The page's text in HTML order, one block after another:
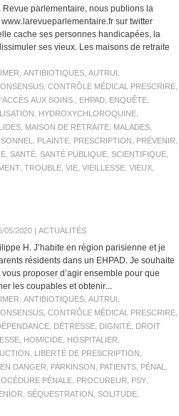
parlementaire, nous publions la
sur twitter
cache ses personnes handicapées, la
ses vieux. Les maisons de retraite
, ANTIBIOTIQUES, AUTRUI,
, CONTRÔLE MÉDICAL PRESCRIRE,
AUX SOINS., EHPAD, ENQUÊTE,
, HYDROXYCHLOROQUINE,
, MAISON DE RETRAITE, MALADES,
, PLAINTE, PRESCRIPTION, PRÉVENIR,
, SANTÉ, SANTÉ PUBLIQUE, SCIENTIFIQUE,
, TROUBLE, VIE, VIEILLESSE, VIEUX,
05/2020 | ACTUALITÉS
H. J’habite en région parisienne et je
résidents dans un EHPAD. Je souhaite
proposer d’agir ensemble pour que
les coupables et obtenir...
, ANTIBIOTIQUES, AUTRUI,
, CONTRÔLE MÉDICAL PRESCRIRE,
, DÉTRESSE, DIGNITÉ, DROIT
, HOMICIDE, HOSPITALIER,
, LIBERTÉ DE PRESCRIPTION,
DANGER, PARKINSON, PATIENTS, PÉNAL,
PÉNALE, PROCUREUR, PSY,
, SÉQUESTRATION, SOLITUDE,